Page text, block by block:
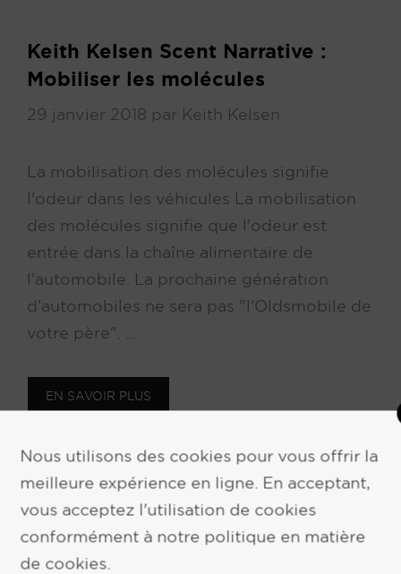
Keith Kelsen Scent Narrative :
Mobiliser les molécules
29 janvier 2018 par Keith Kelsen
La mobilisation des molécules signifie
l'odeur dans les véhicules La mobilisation
des molécules signifie que l'odeur est
entrée dans la chaîne alimentaire de
l'automobile. La prochaine génération
d'automobiles ne sera pas "l'Oldsmobile de
votre père". ...
EN SAVOIR PLUS
DEMANDE D'INFORMATION
Nous utilisons des cookies pour vous offrir la
meilleure expérience en ligne. En acceptant,
vous acceptez l'utilisation de cookies
conformément à notre politique en matière
de cookies.